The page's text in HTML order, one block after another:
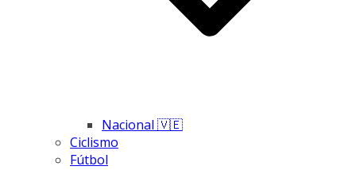
Nacional 🇻🇪
Ciclismo
Fútbol